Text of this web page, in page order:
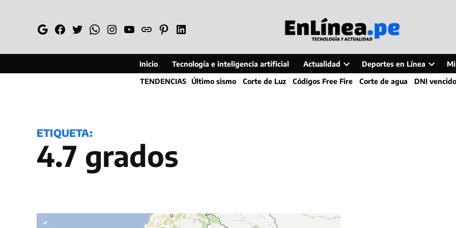
GoogleFacebook
TwitterWhatsapp
Instagram
YouTube
WebPinterestLinkedin
Inicio Tecnología e inteligencia artificial Actualidad
Open
dropdown
Deportes en Línea
Open
dropdown
TENDENCIAS Último sismo Corte de Luz Códigos Free Fire Corte de agua DNI vencido
ETIQUETA:
4.7 grados